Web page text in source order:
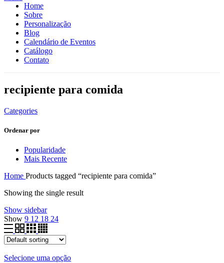
Home
Sobre
Personalização
Blog
Calendário de Eventos
Catálogo
Contato
recipiente para comida
Categories
Ordenar por
Popularidade
Mais Recente
Home Products tagged “recipiente para comida”
Showing the single result
Show sidebar
Show 9 12 18 24
Selecione uma opção